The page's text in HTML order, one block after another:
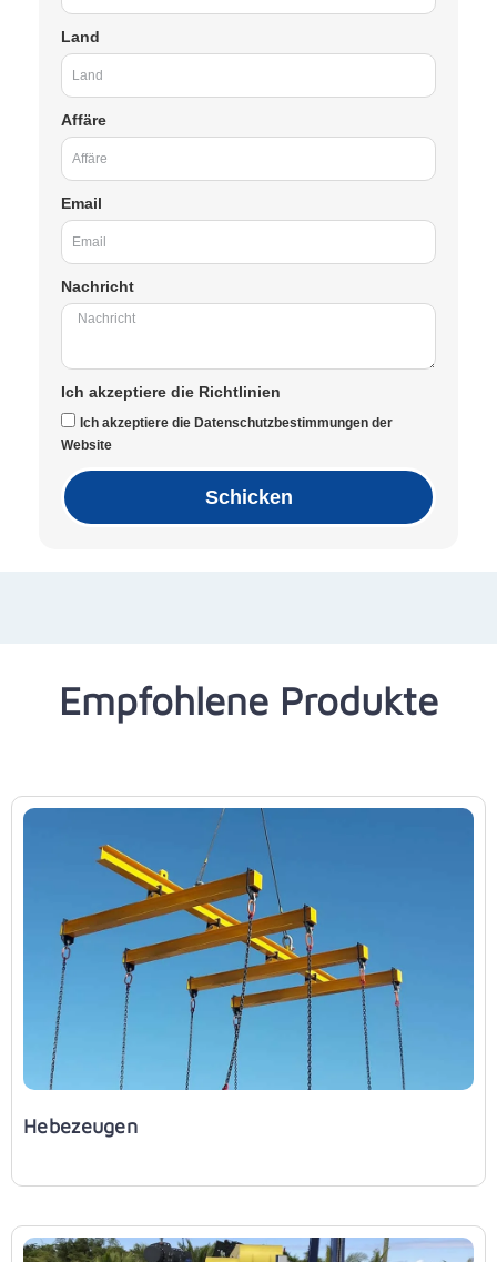
Land
Affäre
Email
Nachricht
Ich akzeptiere die Richtlinien
Ich akzeptiere die Datenschutzbestimmungen der
Website
Schicken
Empfohlene Produkte
Hebezeugen